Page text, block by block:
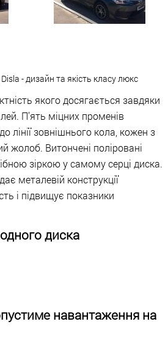
- дизайн та якість класу люкс
якого досягається завдяки
П’ять міцних променів
лінії зовнішнього кола, кожен з
жолоб. Витончені поліровані
зіркою у самому серці диска.
металевій конструкції
і підвищує показники
диска
навантаження на